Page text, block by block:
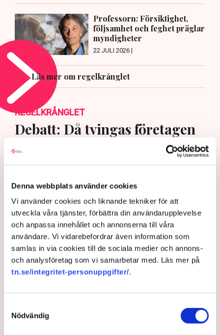
Denna webbplats använder cookies
Vi använder cookies och liknande tekniker för att
utveckla våra tjänster, förbättra din användarupplevelse
och anpassa innehållet och annonserna till våra
användare. Vi vidarebefordrar även information som
samlas in via cookies till de sociala medier och annons-
och analysföretag som vi samarbetar med. Läs mer på
tn.se/integritet-personuppgifter/.
Nödvändig
Professorn: Försiktighet,
följsamhet och feghet präglar
myndigheter
22 JULI 2026 |
Läs mer om regelkrånglet
REGELKRÅNGLET
Debatt: Då tvingas företagen
kassera fullt fungerande
varor
Genrebild. Bild: Fredrik Sandberg/TT
Även om EU:s konsumentmaktsdirektiv